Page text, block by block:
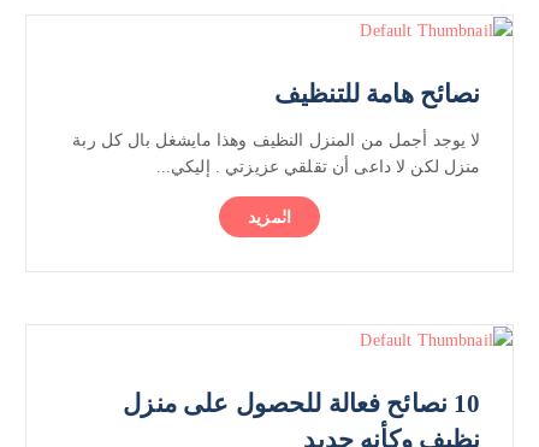
نصائح هامة للتنظيف
لا يوجد أجمل من المنزل النظيف وهذا مايشغل بال كل ربة
منزل لكن لا داعى أن تقلقي عزيزتي . إليكي...
المزيد
10 نصائح فعالة للحصول على منزل
نظيف وكأنه جديد